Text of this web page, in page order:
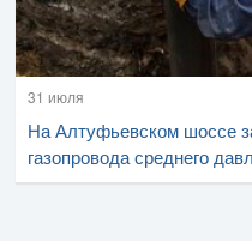
31 июля
На Алтуфьевском шоссе
газопровода среднего